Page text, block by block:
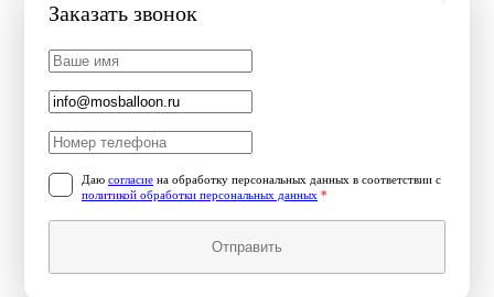
Заказать звонок
Даю согласие на обработку персональных данных в соответствии с
политикой обработки персональных данных *
Отправить